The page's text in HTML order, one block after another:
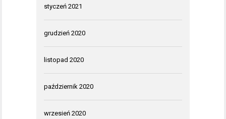
styczeń 2021
grudzień 2020
listopad 2020
październik 2020
wrzesień 2020